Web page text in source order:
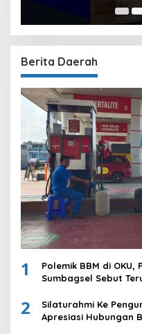
Berita Daerah
1
Polemik BBM di
Sumbagsel Sebut
Komering Ulu
2
Silaturahmi Ke
Apresiasi Hubungan